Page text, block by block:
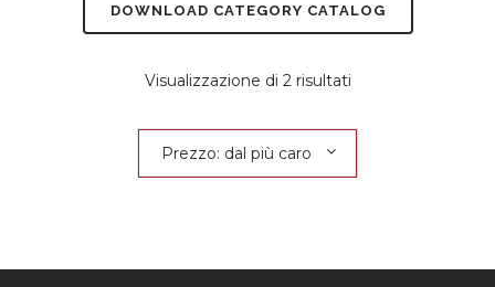
DOWNLOAD CATEGORY CATALOG
Visualizzazione di 2 risultatiPrezzo:
Prezzo: dal più caro